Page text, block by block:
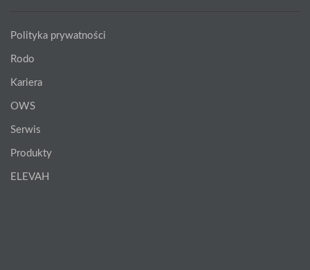
Polityka prywatności
Rodo
Kariera
OWS
Serwis
Produkty
ELEVAH